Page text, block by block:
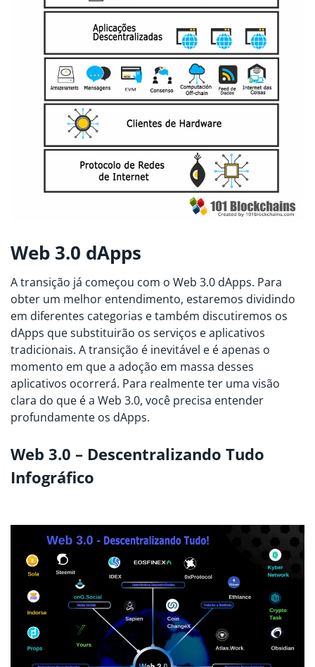
Web 3.0 dApps
A transição já começou com o Web 3.0 dApps. Para
obter um melhor entendimento, estaremos dividindo
em diferentes categorias e também discutiremos os
dApps que substituirão os serviços e aplicativos
tradicionais. A transição é inevitável e é apenas o
momento em que a adoção em massa desses
aplicativos ocorrerá. Para realmente ter uma visão
clara do que é a Web 3.0, você precisa entender
profundamente os dApps.
Web 3.0 – Descentralizando Tudo
Infográfico